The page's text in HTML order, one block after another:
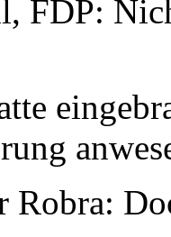
FDP:
Robra: